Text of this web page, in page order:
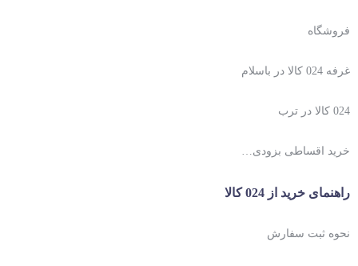
فروشگاه
غرفه 024 کالا در باسلام
024 کالا در ترب
خرید اقساطی بزودی…
راهنمای خرید از 024 کالا
نحوه ثبت سفارش